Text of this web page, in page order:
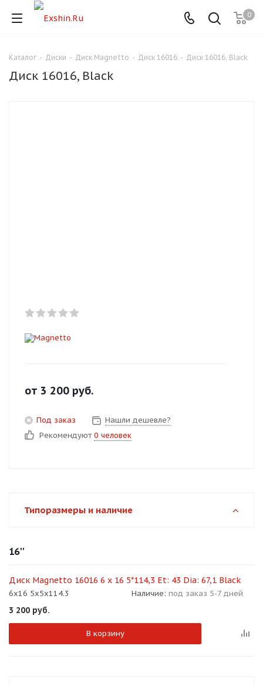
0
Каталог - Диски - Диск Magnetto - Диск 16016 - Диск 16016, Black
Диск 16016, Black
от 3 200 руб.
Под заказ
Нашли дешевле?
Рекомендуют 0 человек
Типоразмеры и наличие
16''
Диск Magnetto 16016 6 x 16 5*114,3 Et: 43 Dia: 67,1 Black
6x16 5x5x114.3 Наличие: под заказ 5-7 дней
3 200 руб.
В корзину
Для клиентов всех банков
Оплачивайте сегодня только
Получайте товар
Оставшиеся75% будут
недели
Остались вопросы?
plait.ru